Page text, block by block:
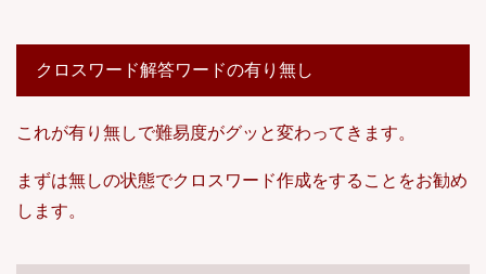
クロスワード解答ワードの有り無し
これが有り無しで難易度がグッと変わってきます。
まずは無しの状態でクロスワード作成をすることをお勧め
します。